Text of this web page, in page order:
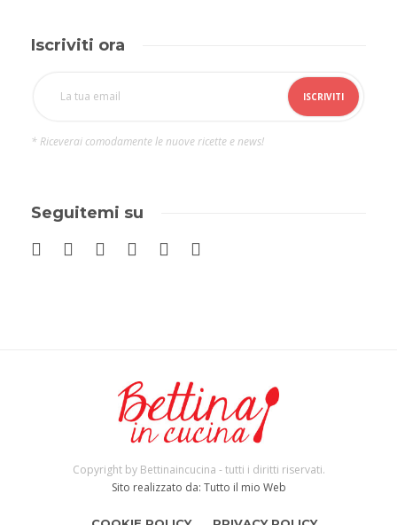
Iscriviti ora
* Riceverai comodamente le nuove ricette e news!
Seguitemi su
Copyright by Bettinaincucina - tutti i diritti riservati.
Sito realizzato da: Tutto il mio Web